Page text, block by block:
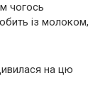
чогось
із молоком,
на цю